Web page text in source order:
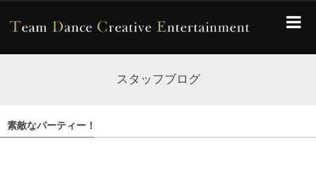
スタッフブログ
素敵なパーティー！